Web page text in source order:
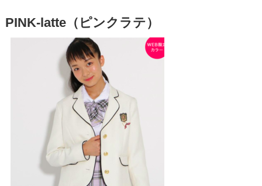
PINK-latte（ピンクラテ）